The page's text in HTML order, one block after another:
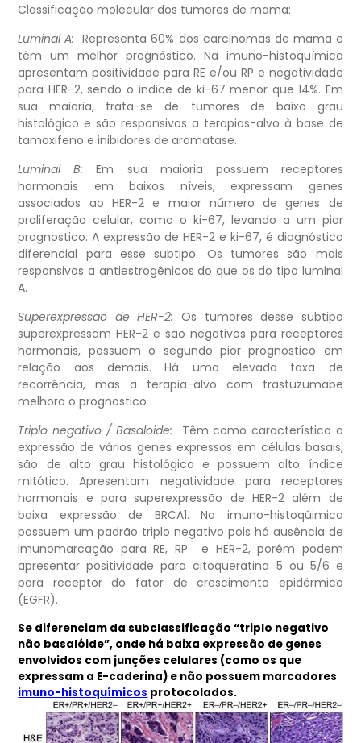
Classificação molecular dos tumores de mama:
Luminal A: Representa 60% dos carcinomas de mama e
têm um melhor prognóstico. Na imuno-histoquímica
apresentam positividade para RE e/ou RP e negatividade
para HER-2, sendo o índice de ki-67 menor que 14%. Em
sua maioria, trata-se de tumores de baixo grau
histológico e são responsivos a terapias-alvo à base de
tamoxifeno e inibidores de aromatase.
Luminal B: Em sua maioria possuem receptores
hormonais em baixos níveis, expressam genes
associados ao HER-2 e maior número de genes de
proliferação celular, como o ki-67, levando a um pior
prognostico. A expressão de HER-2 e ki-67, é diagnóstico
diferencial para esse subtipo. Os tumores são mais
responsivos a antiestrogênicos do que os do tipo luminal
A.
Superexpressão de HER-2: Os tumores desse subtipo
superexpressam HER-2 e são negativos para receptores
hormonais, possuem o segundo pior prognostico em
relação aos demais. Há uma elevada taxa de
recorrência, mas a terapia-alvo com trastuzumabe
melhora o prognostico
Triplo negativo / Basaloide:
Têm como característica a
expressão de vários genes expressos em células basais,
são de alto grau histológico e possuem alto índice
mitótico. Apresentam negatividade para receptores
hormonais e para superexpressão de HER-2 além de
baixa expressão de BRCA1. Na imuno-histoqúimica
possuem um padrão triplo negativo pois há ausência de
imunomarcação para RE, RP e HER-2, porém podem
apresentar positividade para citoqueratina 5 ou 5/6 e
para receptor do fator de crescimento epidérmico
(EGFR).
Se diferenciam da subclassificação “triplo negativo
não basalóide”, onde há baixa expressão de genes
envolvidos com junções celulares (como os que
expressam a E-caderina) e não possuem marcadores
imuno-histoquímicos protocolados.